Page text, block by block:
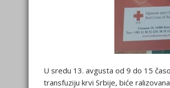
U sredu 13. avgusta od 9 do 15
transfuziju krvi Srbije, biće